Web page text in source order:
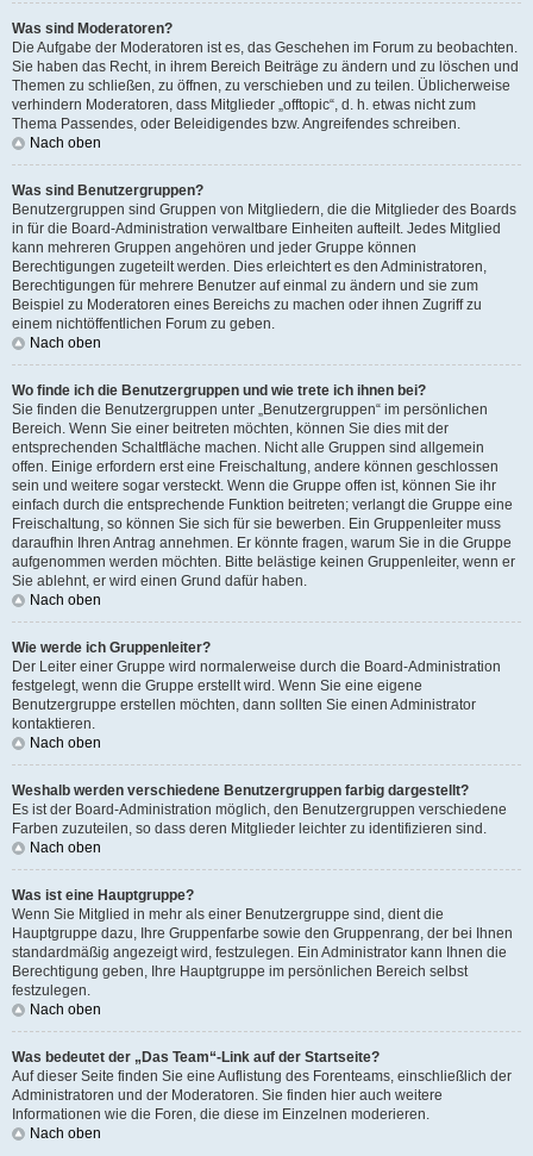
Was sind Moderatoren?
Die Aufgabe der Moderatoren ist es, das Geschehen im Forum zu beobachten.
Sie haben das Recht, in ihrem Bereich Beiträge zu ändern und zu löschen und
Themen zu schließen, zu öffnen, zu verschieben und zu teilen. Üblicherweise
verhindern Moderatoren, dass Mitglieder „offtopic“, d. h. etwas nicht zum
Thema Passendes, oder Beleidigendes bzw. Angreifendes schreiben.
Nach oben
Was sind Benutzergruppen?
Benutzergruppen sind Gruppen von Mitgliedern, die die Mitglieder des Boards
in für die Board-Administration verwaltbare Einheiten aufteilt. Jedes Mitglied
kann mehreren Gruppen angehören und jeder Gruppe können
Berechtigungen zugeteilt werden. Dies erleichtert es den Administratoren,
Berechtigungen für mehrere Benutzer auf einmal zu ändern und sie zum
Beispiel zu Moderatoren eines Bereichs zu machen oder ihnen Zugriff zu
einem nichtöffentlichen Forum zu geben.
Nach oben
Wo finde ich die Benutzergruppen und wie trete ich ihnen bei?
Sie finden die Benutzergruppen unter „Benutzergruppen“ im persönlichen
Bereich. Wenn Sie einer beitreten möchten, können Sie dies mit der
entsprechenden Schaltfläche machen. Nicht alle Gruppen sind allgemein
offen. Einige erfordern erst eine Freischaltung, andere können geschlossen
sein und weitere sogar versteckt. Wenn die Gruppe offen ist, können Sie ihr
einfach durch die entsprechende Funktion beitreten; verlangt die Gruppe eine
Freischaltung, so können Sie sich für sie bewerben. Ein Gruppenleiter muss
daraufhin Ihren Antrag annehmen. Er könnte fragen, warum Sie in die Gruppe
aufgenommen werden möchten. Bitte belästige keinen Gruppenleiter, wenn er
Sie ablehnt, er wird einen Grund dafür haben.
Nach oben
Wie werde ich Gruppenleiter?
Der Leiter einer Gruppe wird normalerweise durch die Board-Administration
festgelegt, wenn die Gruppe erstellt wird. Wenn Sie eine eigene
Benutzergruppe erstellen möchten, dann sollten Sie einen Administrator
kontaktieren.
Nach oben
Weshalb werden verschiedene Benutzergruppen farbig dargestellt?
Es ist der Board-Administration möglich, den Benutzergruppen verschiedene
Farben zuzuteilen, so dass deren Mitglieder leichter zu identifizieren sind.
Nach oben
Was ist eine Hauptgruppe?
Wenn Sie Mitglied in mehr als einer Benutzergruppe sind, dient die
Hauptgruppe dazu, Ihre Gruppenfarbe sowie den Gruppenrang, der bei Ihnen
standardmäßig angezeigt wird, festzulegen. Ein Administrator kann Ihnen die
Berechtigung geben, Ihre Hauptgruppe im persönlichen Bereich selbst
festzulegen.
Nach oben
Was bedeutet der „Das Team“-Link auf der Startseite?
Auf dieser Seite finden Sie eine Auflistung des Forenteams, einschließlich der
Administratoren und der Moderatoren. Sie finden hier auch weitere
Informationen wie die Foren, die diese im Einzelnen moderieren.
Nach oben